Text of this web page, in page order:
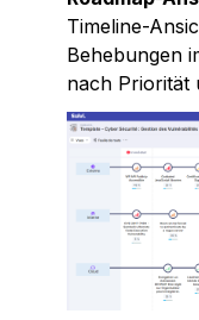
Timeline-
Behebungen
nach Priorität